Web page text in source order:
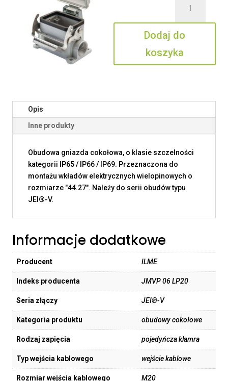
JMVP
06
LP20
Dodaj do
koszyka
Opis
Inne produkty
Obudowa gniazda cokołowa, o klasie szczelności
kategorii IP65 / IP66 / IP69. Przeznaczona do
montażu wkładów elektrycznych wielopinowych o
rozmiarze "44.27". Należy do serii obudów typu
JEI®-V.
Informacje dodatkowe
Producent ILME
Indeks producenta JMVP 06 LP20
Seria złączy JEI®-V
Kategoria produktu obudowy cokołowe
Rodzaj zapięcia pojedyńcza klamra
Typ wejścia kablowego wejście kablowe
Rozmiar wejścia kablowego M20